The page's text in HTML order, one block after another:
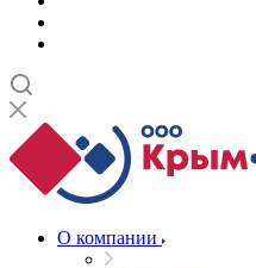
О компании